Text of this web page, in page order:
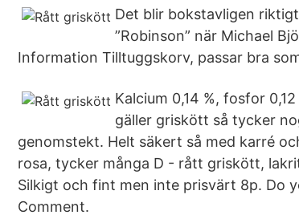
Det blir bokstavligen
”Robinson” när Michael
Information Tilltuggskorv, passar bra
Kalcium 0,14 %, fosfor
gäller griskött så tycker
genomstekt. Helt säkert så med karré
rosa, tycker många D - rått griskött,
Silkigt och fint men inte prisvärt 8p. Do
Comment.